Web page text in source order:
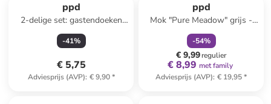
ppd
2-delige set: gastendoeken
wit/zwart - 2x 15 stuks
-41%
€ 5,75
Adviesprijs (AVP): € 9,90*
ppd
Mok "Pure Meadow" grijs -
400 ml
-54%
€ 9,99regulier
€ 8,99 met family
Adviesprijs (AVP): € 19,95*